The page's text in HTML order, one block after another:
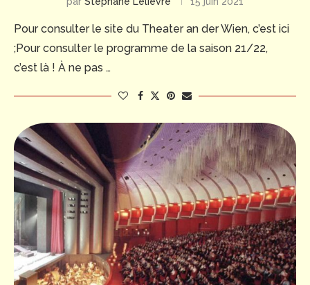
Pour consulter le site du Theater an der Wien, c’est ici
;Pour consulter le programme de la saison 21/22,
c’est là ! À ne pas …